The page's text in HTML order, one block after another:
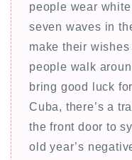
people wear
seven waves in
make their
people walk
bring good luck
Cuba, there’s a
the front door to
old year’s